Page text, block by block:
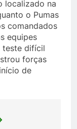
localizado na
o Pumas
comandados
equipes
teste difícil
forças
de